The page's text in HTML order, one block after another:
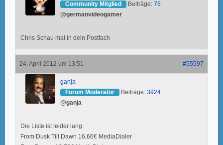
Community Mitglied
Beiträge: 76
@germanvideogamer
Chris Schau mal in dein Postfach
24. April 2012 um 13:51 #55597
ganja
Forum Moderator
Beiträge: 3924
@ganja
Die Liste ist leider lang.
From Dusk Till Dawn 16,66€ MediaDialer